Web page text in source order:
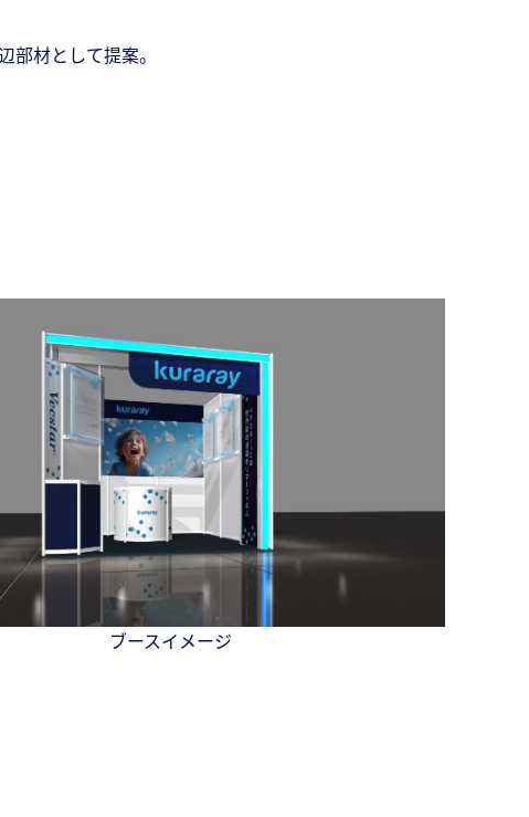
材として提案。
ブースイメージ